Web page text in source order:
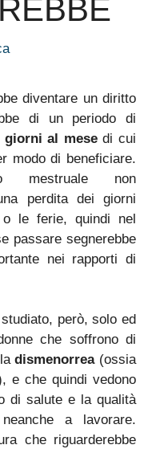
diventare un diritto
di un periodo di
giorni al mesedi cui
modo di beneficiare.
mestruale non
perdita dei giorni
le ferie, quindi nel
passare segnerebbe
nei rapporti di
però, solo ed
che soffrono di
ladismenorrea(ossia
e che quindi vedono
di salute e la qualità
a lavorare.
che riguarderebbe